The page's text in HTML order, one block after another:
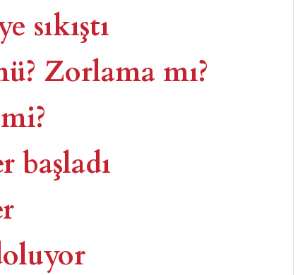
sıkıştı
Zorlama mı?